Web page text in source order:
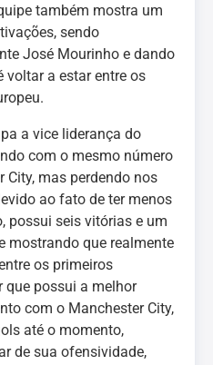
também mostra um
sendo
José Mourinho e dando
voltar a estar entre os
a vice liderança do
com o mesmo número
City, mas perdendo nos
ao fato de ter menos
possui seis vitórias e um
mostrando que realmente
os primeiros
que possui a melhor
com o Manchester City,
até o momento,
de sua ofensividade,